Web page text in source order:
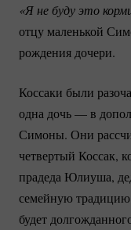
«Я не буду это
отцу маленькой
рождения дочери.
Коссаки были
одна дочь — в
Симоны. Они
четвертый Коссак,
прадеда Юлиуша,
семейную
будет